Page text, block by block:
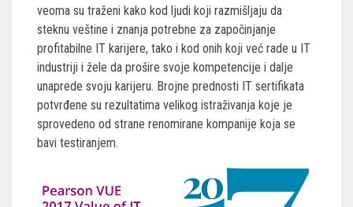
veoma su traženi kako kod ljudi koji razmišljaju da
steknu veštine i znanja potrebne za započinjanje
profitabilne IT karijere, tako i kod onih koji već rade u IT
industriji i žele da prošire svoje kompetencije i dalje
unaprede svoju karijeru. Brojne prednosti IT sertifikata
potvrđene su rezultatima velikog istraživanja koje je
sprovedeno od strane renomirane kompanije koja se
bavi testiranjem.